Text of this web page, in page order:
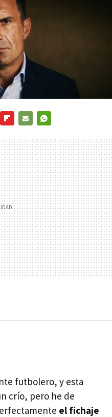
MAIL
futbolero, y esta
crío, pero he de
el fichaje